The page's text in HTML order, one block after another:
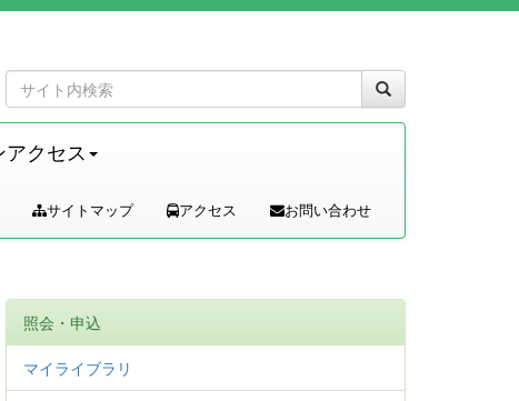
クセス
サイトマップ アクセス お問い合わせ
照会・申込
マイライブラリ